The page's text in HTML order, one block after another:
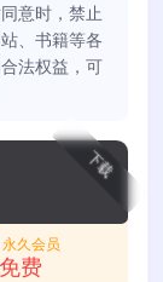
意时，禁止
、书籍等各
法权益，可
下载
永久会员
免费